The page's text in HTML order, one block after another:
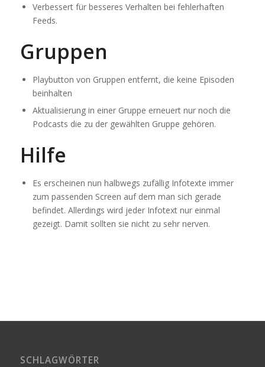
Verbessert für besseres Verhalten bei fehlerhaften
Feeds.
Gruppen
Playbutton von Gruppen entfernt, die keine Episoden
beinhalten
Aktualisierung in einer Gruppe erneuert nur noch die
Podcasts die zu der gewählten Gruppe gehören.
Hilfe
Es erscheinen nun halbwegs zufällig Infotexte immer
zum passenden Screen auf dem man sich gerade
befindet. Allerdings wird jeder Infotext nur einmal
gezeigt. Damit sollten sie nicht zu sehr nerven.
SCHLAGWÖRTER